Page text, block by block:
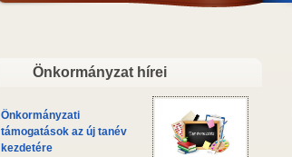
Önkormányzat hírei
Önkormányzati
támogatások az új tanév
kezdetére